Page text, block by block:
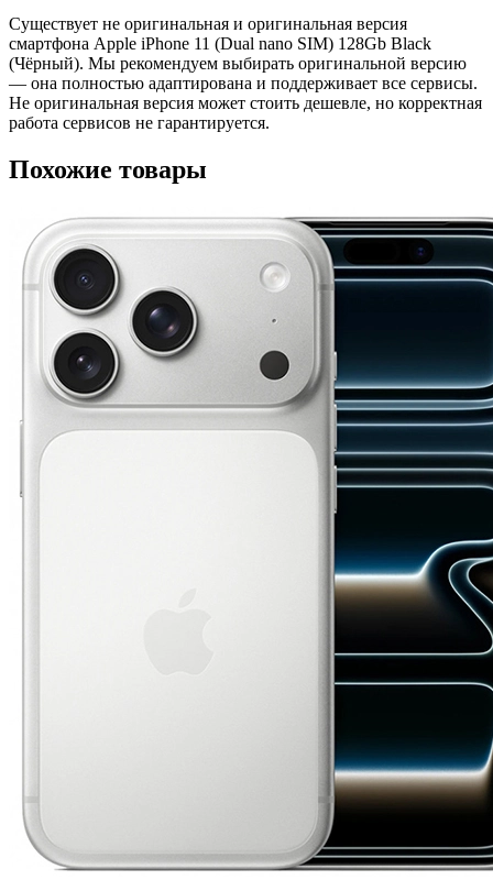
Существует не оригинальная и оригинальная версия
смартфона Apple iPhone 11 (Dual nano SIM) 128Gb Black
(Чёрный). Мы рекомендуем выбирать оригинальной версию
— она полностью адаптирована и поддерживает все сервисы.
Не оригинальная версия может стоить дешевле, но корректная
работа сервисов не гарантируется.
Похожие товары